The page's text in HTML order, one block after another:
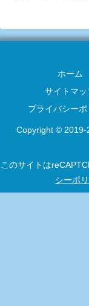
ホーム
サイトマッ
プライバシーポ
Copyright © 2019-
このサイトは
シーポ